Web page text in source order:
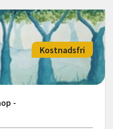
-
Kostnadsfri